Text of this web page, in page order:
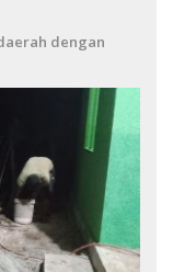
dengan